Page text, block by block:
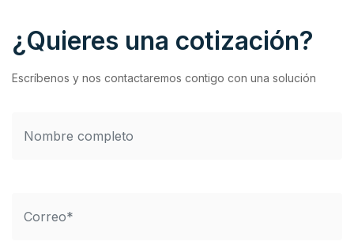
¿Quieres una cotización?
Escríbenos y nos contactaremos contigo con una solución